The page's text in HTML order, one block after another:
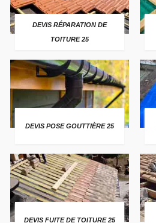
DEVIS RÉPARATION DE
TOITURE 25
DEVIS POSE GOUTTIÈRE 25
DEVIS FUITE DE TOITURE 25